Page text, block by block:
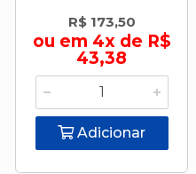
R$ 173,50
ou em 4x de R$
43,38
Adicionar